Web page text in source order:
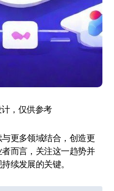
，仅供参考
更多领域结合，创造更
而言，关注这一趋势并
续发展的关键。